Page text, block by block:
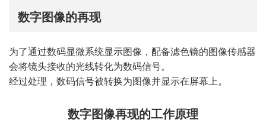
数字图像的再现
为了通过数码显微系统显示图像，配备滤色镜的图像传感器
会将镜头接收的光线转化为数码信号。
经过处理，数码信号被转换为图像并显示在屏幕上。
数字图像再现的工作原理